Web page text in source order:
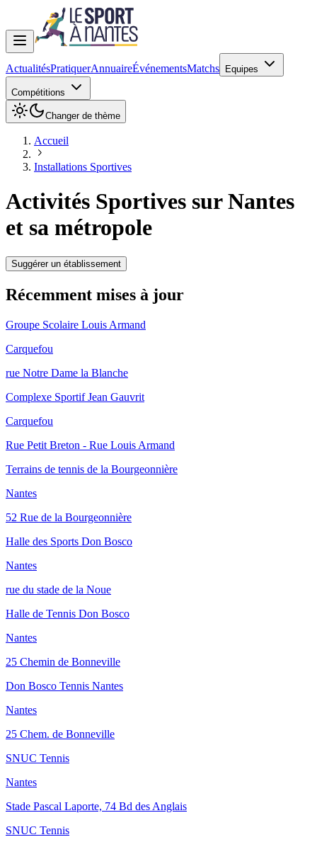
ActualitésPratiquerAnnuaireÉvénementsMatchs Equipes
Compétitions
Changer de thème
Accueil
Installations Sportives
Activités Sportives surNantes
et sa métropole
Suggérer un établissement
Récemment mises à jour
Groupe Scolaire Louis Armand
Carquefou
rue Notre Dame la Blanche
Complexe Sportif Jean Gauvrit
Carquefou
Rue Petit Breton - Rue Louis Armand
Terrains de tennis de la Bourgeonnière
Nantes
52 Rue de la Bourgeonnière
Halle des Sports Don Bosco
Nantes
rue du stade de la Noue
Halle de Tennis Don Bosco
Nantes
25 Chemin de Bonneville
Don Bosco Tennis Nantes
Nantes
25 Chem. de Bonneville
SNUC Tennis
Nantes
Stade Pascal Laporte, 74 Bd des Anglais
SNUC Tennis